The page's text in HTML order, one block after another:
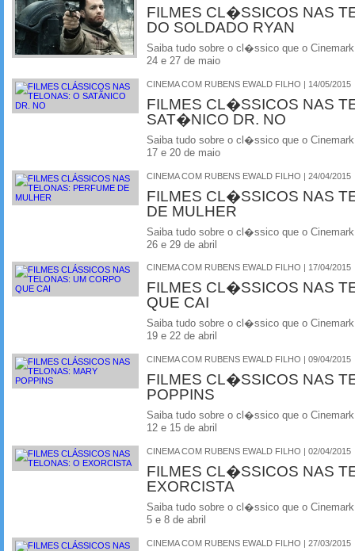
FILMES CL�SSICOS NAS
DO SOLDADO RYAN
Saiba tudo sobre o cl�ssico que o
24 e 27 de maio
CINEMA COM RUBENS EWALD FILHO | 14/05/2015
FILMES CL�SSICOS NAS
SAT�NICO DR. NO
Saiba tudo sobre o cl�ssico que o
17 e 20 de maio
CINEMA COM RUBENS EWALD FILHO | 24/04/2015
FILMES CL�SSICOS NAS
DE MULHER
Saiba tudo sobre o cl�ssico que o
26 e 29 de abril
CINEMA COM RUBENS EWALD FILHO | 17/04/2015
FILMES CL�SSICOS NAS
QUE CAI
Saiba tudo sobre o cl�ssico que o
19 e 22 de abril
CINEMA COM RUBENS EWALD FILHO | 09/04/2015
FILMES CL�SSICOS NAS
POPPINS
Saiba tudo sobre o cl�ssico que o
12 e 15 de abril
CINEMA COM RUBENS EWALD FILHO | 02/04/2015
FILMES CL�SSICOS NAS
EXORCISTA
Saiba tudo sobre o cl�ssico que o
5 e 8 de abril
CINEMA COM RUBENS EWALD FILHO | 27/03/2015